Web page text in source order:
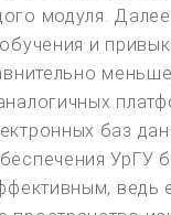
модуля. Далее
и
баз
УрГУ
ведь